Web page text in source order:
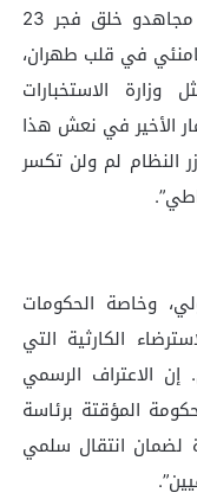
وأضاف: “إن الهجوم الجريء الذي شنه مجاهدو خلق فجر 23
خامنئي في قلب طهران،
الاستخبارات
الأخير في نعش هذا
النظام لم ولن تكسر
وخاصة الحكومات
الكارثية التي
الاعتراف الرسمي
المؤقتة برئاسة
لضمان انتقال سلمي